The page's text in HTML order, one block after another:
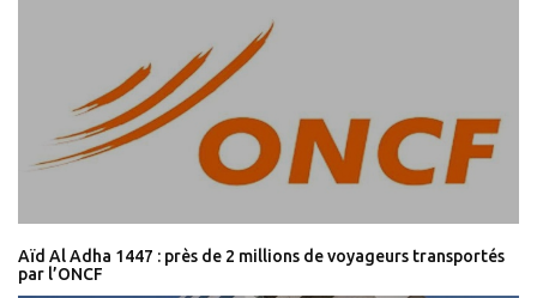
Aïd Al Adha 1447 : près de 2 millions de voyageurs transportés
par l’ONCF